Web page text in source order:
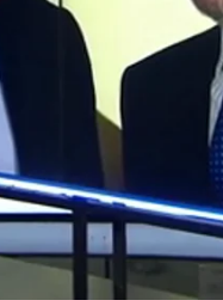
la lealtad
de
el actual